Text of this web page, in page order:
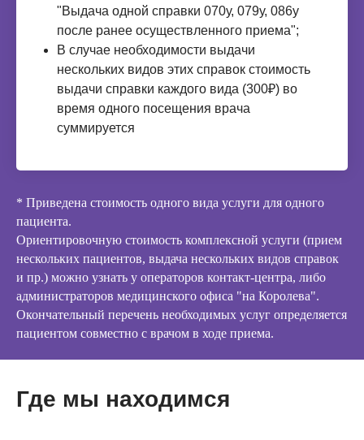
"Выдача одной справки 070у, 079у, 086у
после ранее осуществленного приема";
В случае необходимости выдачи
нескольких видов этих справок стоимость
выдачи справки каждого вида (300₽) во
время одного посещения врача
суммируется
* Приведена стоимость одного вида услуги для одного
пациента.
Ориентировочную стоимость комплексной услуги (прием
нескольких пациентов, выдача нескольких видов справок
и пр.) можно узнать у операторов контакт-центра, либо
администраторов медицинского офиса "на Королева".
Окончательный перечень необходимых услуг определяется
пациентом совместно с врачом в ходе приема.
Где мы находимся